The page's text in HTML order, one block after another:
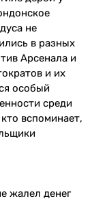
не
в разных
Арсенала и
и их
особый
среди
вспоминает,
жалел денег